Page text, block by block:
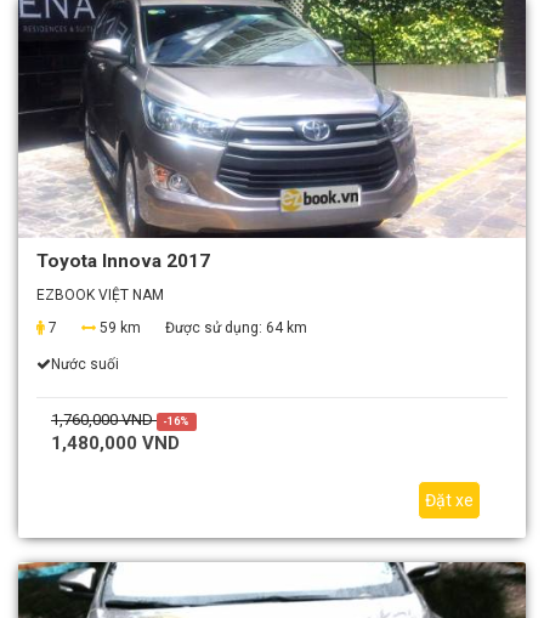
Toyota Innova 2017
EZBOOK VIỆT NAM
7
59 km Được sử dụng: 64 km
Nước suối
1,760,000 VND -16%
1,480,000 VND
Đặt xe